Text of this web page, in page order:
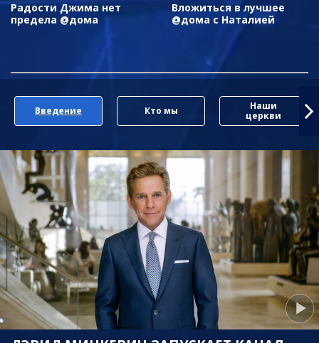
Радости Джима нет
предела @дома
Вложиться в лучшее
@дома с Наталией
Введение Кто мы
Наши
церкви